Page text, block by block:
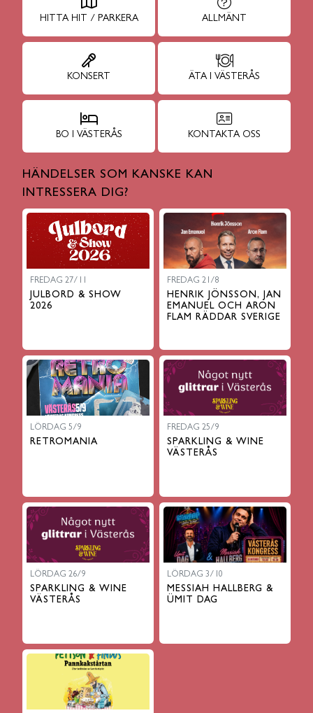
HITTA HIT / PARKERA ALLMÄNT
KONSERT ÄTA I VÄSTERÅS
BO I VÄSTERÅS KONTAKTA OSS
HÄNDELSER SOM KANSKE KAN
INTRESSERA DIG?
FREDAG 27/11
JULBORD & SHOW
2026
FREDAG 21/8
HENRIK JÖNSSON, JAN
EMANUEL OCH ARON
FLAM RÄDDAR SVERIGE
LÖRDAG 5/9
RETROMANIA
FREDAG 25/9
SPARKLING & WINE
VÄSTERÅS
LÖRDAG 26/9
SPARKLING & WINE
VÄSTERÅS
LÖRDAG 3/10
MESSIAH HALLBERG &
ÜMIT DAG